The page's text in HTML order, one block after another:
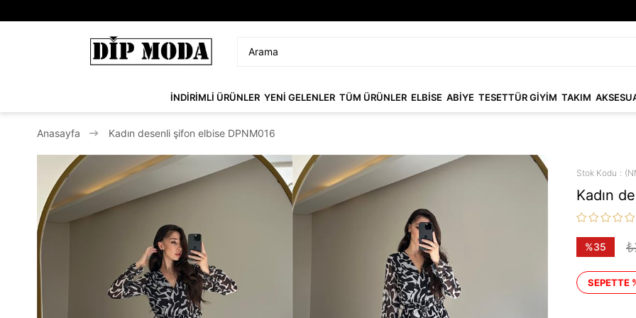
İNDİRİMLİ ÜRÜNLER YENİ GELENLER TÜM ÜRÜNLER ELBİSE ABİYE TESETTÜR GİYİM TAKIM
Anasayfa Kadın desenli şifon elbise DPNM016
Stok Kodu
Kadın
%35
SEPETTE